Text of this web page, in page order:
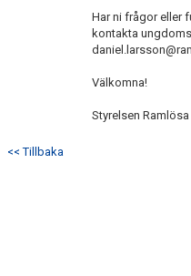
Har ni frågor eller
kontakta
Välkomna!
Styrelsen
<< Tillbaka